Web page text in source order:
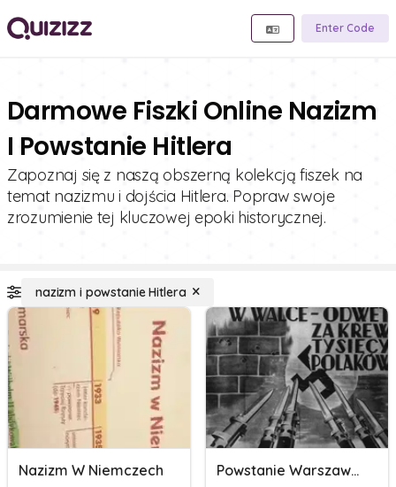
Enter Code
Darmowe Fiszki Online Nazizm
I Powstanie Hitlera
Zapoznaj się z naszą obszerną kolekcją fiszek na
temat nazizmu i dojścia Hitlera. Popraw swoje
zrozumienie tej kluczowej epoki historycznej.
nazizm i powstanie Hitlera
Nazizm W Niemczech Powstanie Warszawskie I Rok 1945